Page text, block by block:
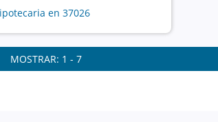
en 37026
MOSTRAR: 1 - 7